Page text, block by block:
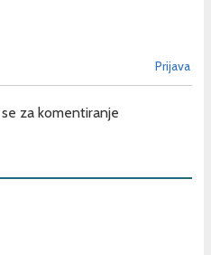
Prijava
za komentiranje